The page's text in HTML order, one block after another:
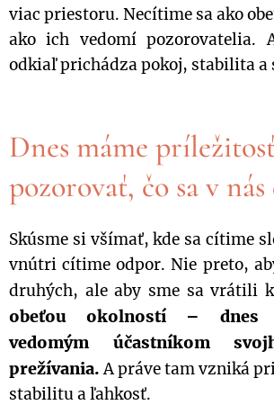
viac priestoru. Necítime sa ako
ako ich vedomí pozorovatelia.
odkiaľ prichádza pokoj, stabilita a
Dnes máme
pozorovať, čo sa v nás
Skúsme si všímať, kde sa cítime
vnútri cítime odpor. Nie preto,
druhých, ale aby sme sa vrátili
obeťou okolností – dnes
vedomým účastníkom
prežívania.A práve tam vzniká
stabilitu a ľahkosť.